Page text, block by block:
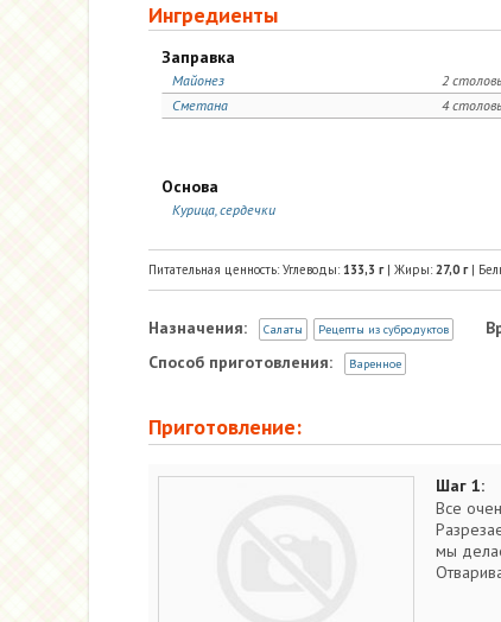
Ингредиенты
Заправка
2
Майонез
4
Сметана
Основа
Курица, сердечки
Питательная ценность: Углеводы: 133,3 г| Жиры: 27,0г|
Назначения: Салаты Рецепты из субродуктов
Способ приготовления: Варенное
Приготовление:
Шаг 1:
Все
мы